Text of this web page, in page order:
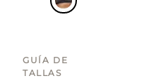
GUÍA DE
TALLAS